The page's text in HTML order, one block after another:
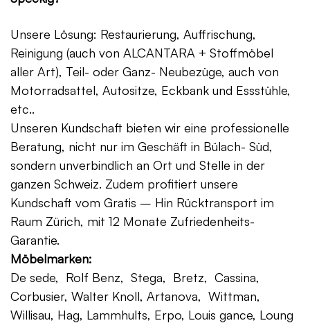
Unsere Lösung: Restaurierung, Auffrischung,
Reinigung (auch von ALCANTARA + Stoffmöbel
aller Art), Teil- oder Ganz- Neubezüge, auch von
Motorradsattel, Autositze, Eckbank und Essstühle,
etc..
Unseren Kundschaft bieten wir eine professionelle
Beratung, nicht nur im Geschäft in Bülach- Süd,
sondern unverbindlich an Ort und Stelle in der
ganzen Schweiz. Zudem profitiert unsere
Kundschaft vom Gratis – Hin Rücktransport im
Raum Zürich, mit 12 Monate Zufriedenheits-
Garantie.
Möbelmarken:
De sede, Rolf Benz, Stega, Bretz, Cassina,
Corbusier, Walter Knoll, Artanova, Wittman,
Willisau, Hag, Lammhults, Erpo, Louis gance, Loung